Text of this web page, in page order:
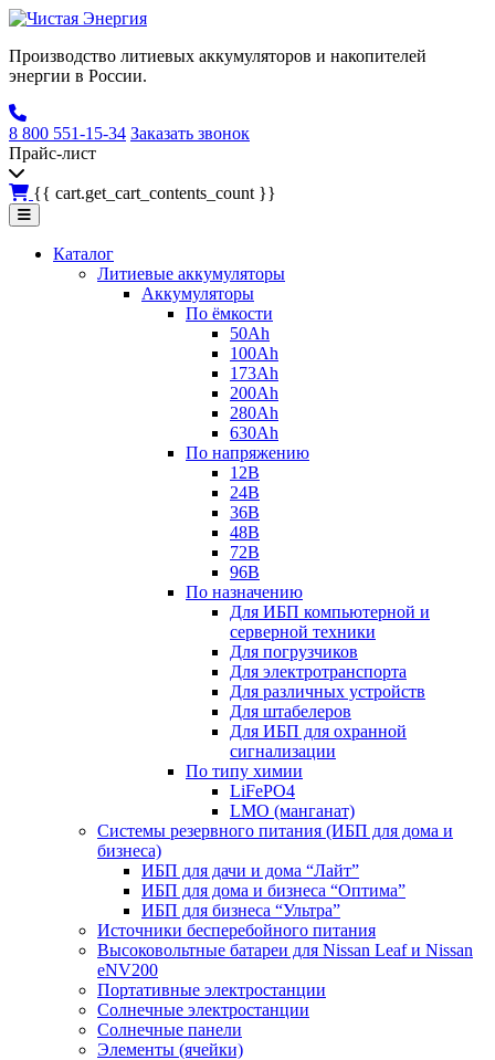
Производство литиевых аккумуляторов и накопителей
энергии в России.
8 800 551-15-34 Заказать звонок
Прайс-лист
{{ cart.get_cart_contents_count }}
Каталог
Литиевые аккумуляторы
Аккумуляторы
По ёмкости
50Ah
100Ah
173Ah
200Ah
280Ah
630Ah
По напряжению
12В
24В
36В
48В
72В
96В
По назначению
Для ИБП компьютерной и
серверной техники
Для погрузчиков
Для электротранспорта
Для различных устройств
Для штабелеров
Для ИБП для охранной
сигнализации
По типу химии
LiFePO4
LMO (манганат)
Системы резервного питания (ИБП для дома и
бизнеса)
ИБП для дачи и дома “Лайт”
ИБП для дома и бизнеса “Оптима”
ИБП для бизнеса “Ультра”
Источники бесперебойного питания
Высоковольтные батареи для Nissan Leaf и Nissan
eNV200
Портативные электростанции
Солнечные электростанции
Солнечные панели
Элементы (ячейки)